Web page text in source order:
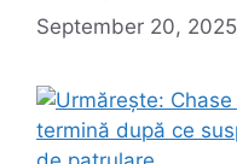
September 20, 2025